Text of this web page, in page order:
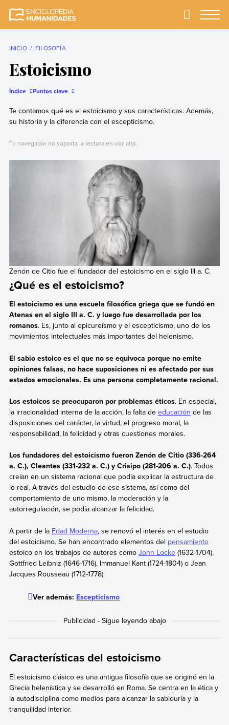
completa y más
Primary
INICIO FILOSOFÍA
Estoicismo
Índice Puntos clave
Te contamos qué es el estoicismo y sus características. Además,
su historia y la diferencia con el escepticismo.
Tu navegador no soporta la lectura en voz alta.
Zenón de Citio fue el fundador del estoicismo en el siglo III a. C.
¿Qué es el estoicismo?
El estoicismo es una escuela filosófica griega que se fundó en
Atenas en el siglo III a. C. y luego fue desarrollada por los
romanos. Es, junto al epicureísmo y el escepticismo, uno de los
movimientos intelectuales más importantes del helenismo.
El sabio estoico es el que no se equivoca porque no emite
opiniones falsas, no hace suposiciones ni es afectado por sus
estados emocionales. Es una persona completamente racional.
Los estoicos se preocuparon por problemas éticos. En especial,
la irracionalidad interna de la acción, la falta de educación de las
disposiciones del carácter, la virtud, el progreso moral, la
responsabilidad, la felicidad y otras cuestiones morales.
Los fundadores del estoicismo fueron Zenón de Citio (336-264
a. C.), Cleantes (331-232 a. C.) y Crisipo (281-206 a. C.). Todos
creían en un sistema racional que podía explicar la estructura de
lo real. A través del estudio de ese sistema, así como del
comportamiento de uno mismo, la moderación y la
autorregulación, se podía alcanzar la felicidad.
A partir de la Edad Moderna, se renovó el interés en el estudio
del estoicismo. Se han encontrado elementos del pensamiento
estoico en los trabajos de autores como John Locke(1632-1704),
Gottfried Leibniz (1646-1716), Immanuel Kant (1724-1804) o Jean
Jacques Rousseau (1712-1778).
Ver además: Escepticismo
Características del estoicismo
El estoicismo clásico es una antigua filosofía que se originó en la
Grecia helenística y se desarrolló en Roma. Se centra en la ética y
la autodisciplina como medios para alcanzar la sabiduría y la
tranquilidad interior.